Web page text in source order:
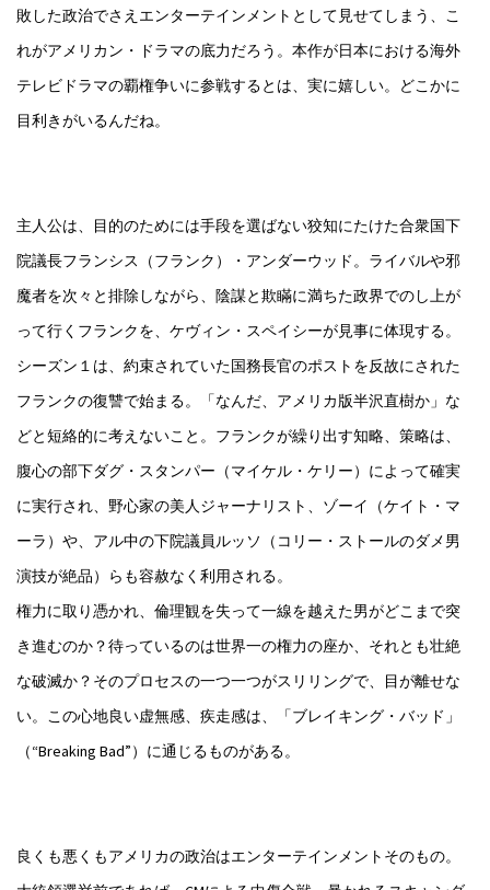
敗した政治でさえエンターテインメントとして見せてしまう、こ
れがアメリカン・ドラマの底力だろう。本作が日本における海外
テレビドラマの覇権争いに参戦するとは、実に嬉しい。どこかに
目利きがいるんだね。
主人公は、目的のためには手段を選ばない狡知にたけた合衆国下
院議長フランシス（フランク）・アンダーウッド。ライバルや邪
魔者を次々と排除しながら、陰謀と欺瞞に満ちた政界でのし上が
って行くフランクを、ケヴィン・スペイシーが見事に体現する。
シーズン１は、約束されていた国務長官のポストを反故にされた
フランクの復讐で始まる。「なんだ、アメリカ版半沢直樹か」な
どと短絡的に考えないこと。フランクが繰り出す知略、策略は、
腹心の部下ダグ・スタンパー（マイケル・ケリー）によって確実
に実行され、野心家の美人ジャーナリスト、ゾーイ（ケイト・マ
ーラ）や、アル中の下院議員ルッソ（コリー・ストールのダメ男
演技が絶品）らも容赦なく利用される。
権力に取り憑かれ、倫理観を失って一線を越えた男がどこまで突
き進むのか？待っているのは世界一の権力の座か、それとも壮絶
な破滅か？そのプロセスの一つ一つがスリリングで、目が離せな
い。この心地良い虚無感、疾走感は、「ブレイキング・バッド」
（“Breaking Bad”）に通じるものがある。
良くも悪くもアメリカの政治はエンターテインメントそのもの。